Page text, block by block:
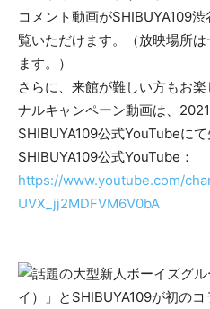
コメント動画がSHIBUYA109
覧いただけます。（放映場所
ます。）
さらに、来館が難しい方もお
ナルキャンペーン動画は、
SHIBUYA109公式YouTubeにて
SHIBUYA109公式YouTube：
https://www.youtube.com/
UVX_jj2MDFVM6V0bA